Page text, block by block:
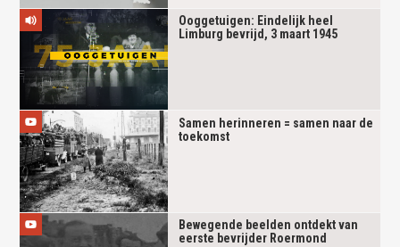
Ooggetuigen: Eindelijk heel
Limburg bevrijd, 3 maart 1945
Samen herinneren = samen naar de
toekomst
Bewegende beelden ontdekt van
eerste bevrijder Roermond